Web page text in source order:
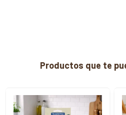
Productos que te